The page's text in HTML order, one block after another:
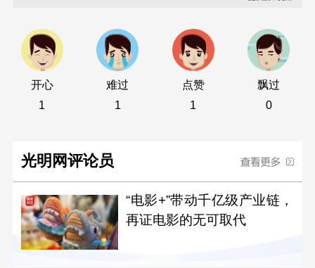
开心
1
难过
1
点赞
1
飘过
0
光明网评论员
“电影+”带动千亿级产业链，
再证电影的无可取代